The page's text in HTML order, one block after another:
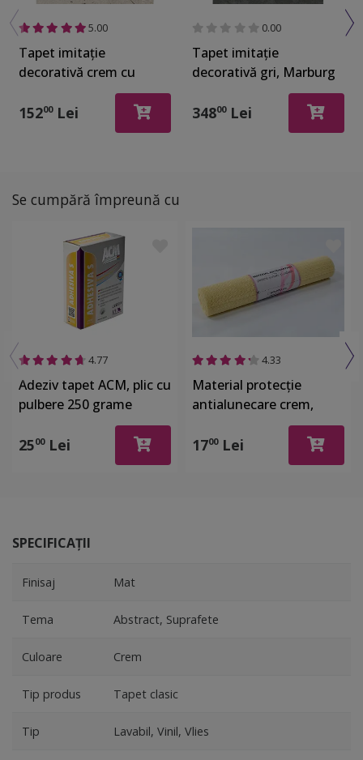
5.00
Tapet imitaţie
decorativă crem cu
inserţii argintii, Marburg
Urban Spaces 32613
15200Lei
0.00
Tapet imitaţie
decorativă gri, Marburg
34800Lei
Se cumpără împreună cu
4.77
Adeziv tapet ACM, plic cu
pulbere 250 grame
2500Lei
4.33
Material protecţie
antialunecare crem,
Folina 8630, pentru
sertare si rafturi, rola de
1700Lei
SPECIFICAȚII
Finisaj Mat
Tema Abstract, Suprafete
Culoare Crem
Tip produs Tapet clasic
Tip Lavabil, Vinil, Vlies